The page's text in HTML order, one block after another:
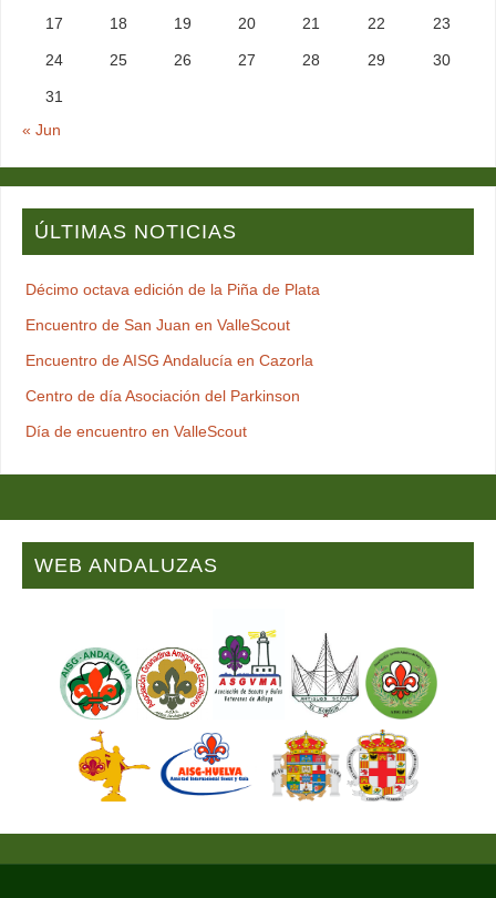
17 18 19 20 21 22 23
24 25 26 27 28 29 30
31
« Jun
ÚLTIMAS NOTICIAS
Décimo octava edición de la Piña de Plata
Encuentro de San Juan en ValleScout
Encuentro de AISG Andalucía en Cazorla
Centro de día Asociación del Parkinson
Día de encuentro en ValleScout
WEB ANDALUZAS